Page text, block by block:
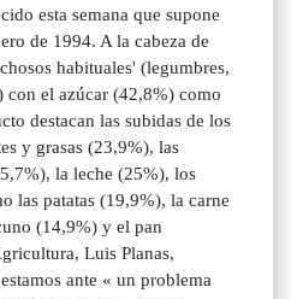
esta semana que supone
de 1994. A la cabeza de
habituales' (legumbres,
con el azúcar (42,8%) como
destacan las subidas de los
y grasas (23,9%), las
la leche (25%), los
las patatas (19,9%), la carne
(14,9%) y el pan
Luis Planas,
ante « un problema